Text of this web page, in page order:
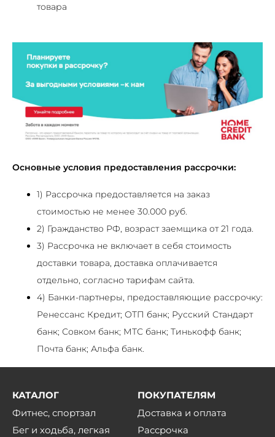
товара
Основные условия предоставления рассрочки:
1) Рассрочка предоставляется на заказ
стоимостью не менее 30.000 руб.
2) Гражданство РФ, возраст заемщика от 21 года.
3) Рассрочка не включает в себя стоимость
доставки товара, доставка оплачивается
отдельно, согласно тарифам сайта.
4) Банки-партнеры, предоставляющие рассрочку:
Ренессанс Кредит; ОТП банк; Русский Стандарт
банк; Совком банк; МТС банк; Тинькофф банк;
Почта банк; Альфа банк.
КАТАЛОГ
Фитнес, спортзал
Бег и ходьба, легкая
ПОКУПАТЕЛЯМ
Доставка и оплата
Рассрочка